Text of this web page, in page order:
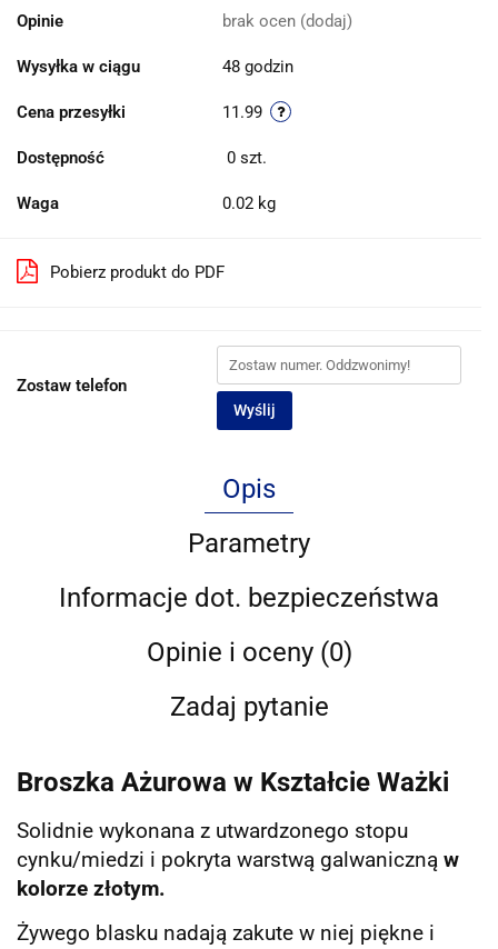
Opinie brak ocen (dodaj)
Wysyłka w ciągu 48 godzin
Cena przesyłki 11.99
Dostępność 0 szt.
Waga 0.02 kg
Pobierz produkt do PDF
Zostaw telefon
Wyślij
Opis
Parametry
Informacje dot. bezpieczeństwa
Opinie i oceny (0)
Zadaj pytanie
Broszka Ażurowa w Kształcie Ważki
Solidnie wykonana z utwardzonego stopu
cynku/miedzi i pokryta warstwą galwaniczną w
kolorze złotym.
Żywego blasku nadają zakute w niej piękne i